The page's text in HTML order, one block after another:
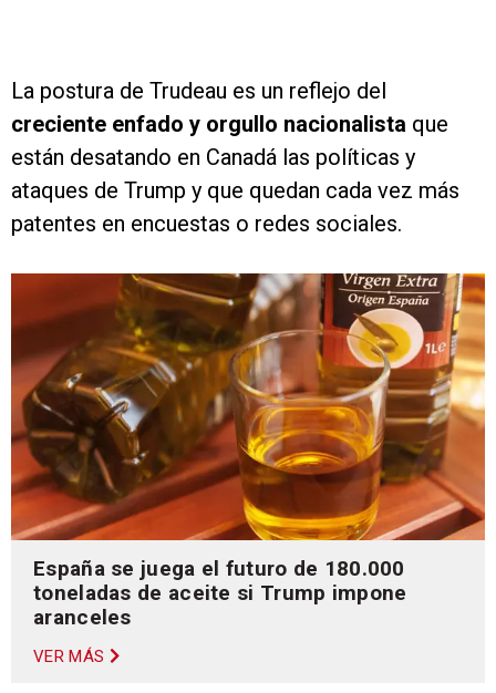
La postura de Trudeau es un reflejo del
creciente enfado y orgullo nacionalista que
están desatando en Canadá las políticas y
ataques de Trump y que quedan cada vez más
patentes en encuestas o redes sociales.
España se juega el futuro de 180.000
toneladas de aceite si Trump impone
aranceles
VER MÁS